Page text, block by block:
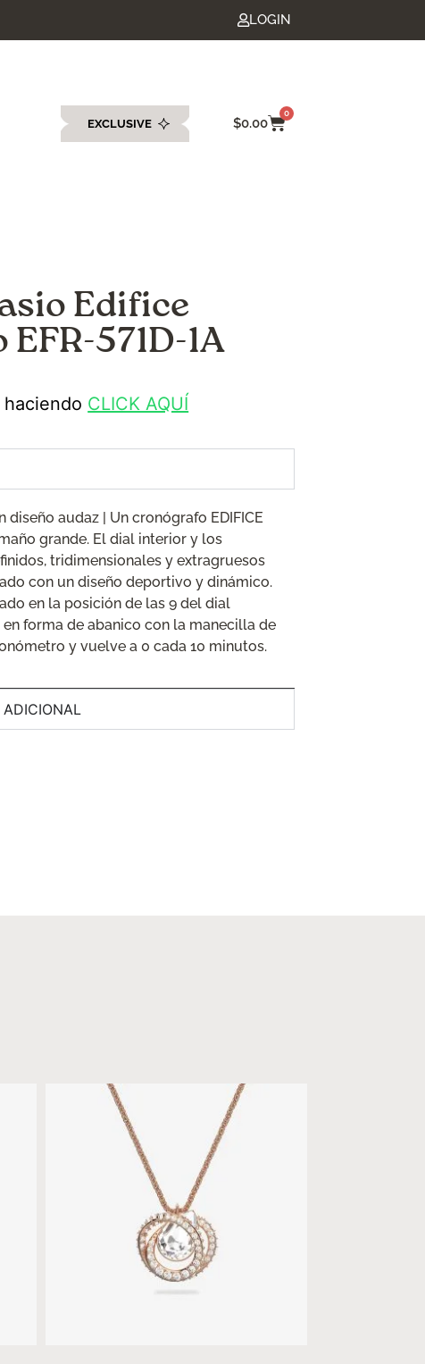
LOGIN
EXCLUSIVE $0.00
0
Edifice
571D-1A
CLICK AQUÍ
diseño audaz | Un cronógrafo EDIFICE
grande. El dial interior y los
tridimensionales y extragruesos
con un diseño deportivo y dinámico.
en la posición de las 9 del dial
forma de abanico con la manecilla de
y vuelve a 0 cada 10 minutos.
ADICIONAL